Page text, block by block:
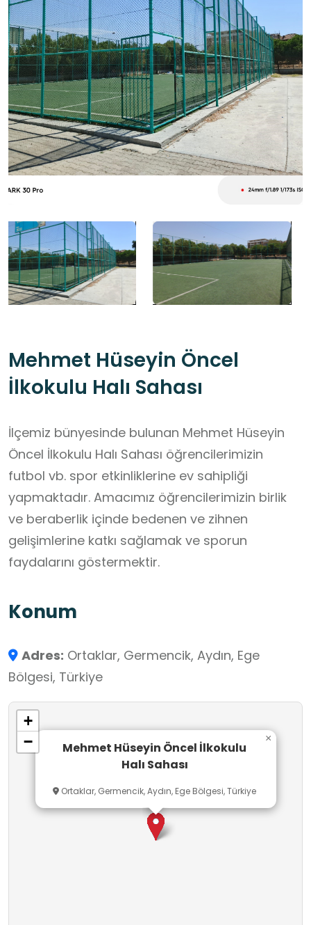
Mehmet Hüseyin Öncel
İlkokulu Halı Sahası
İlçemiz bünyesinde bulunan Mehmet Hüseyin
Öncel İlkokulu Halı Sahası öğrencilerimizin
futbol vb. spor etkinliklerine ev sahipliği
yapmaktadır. Amacımız öğrencilerimizin birlik
ve beraberlik içinde bedenen ve zihnen
gelişimlerine katkı sağlamak ve sporun
faydalarını göstermektir.
Konum
Adres: Ortaklar, Germencik, Aydın, Ege
Bölgesi, Türkiye
Mehmet Hüseyin Öncel İlkokulu
Halı Sahası
Ortaklar, Germencik, Aydın, Ege Bölgesi, Türkiye
×
+
−